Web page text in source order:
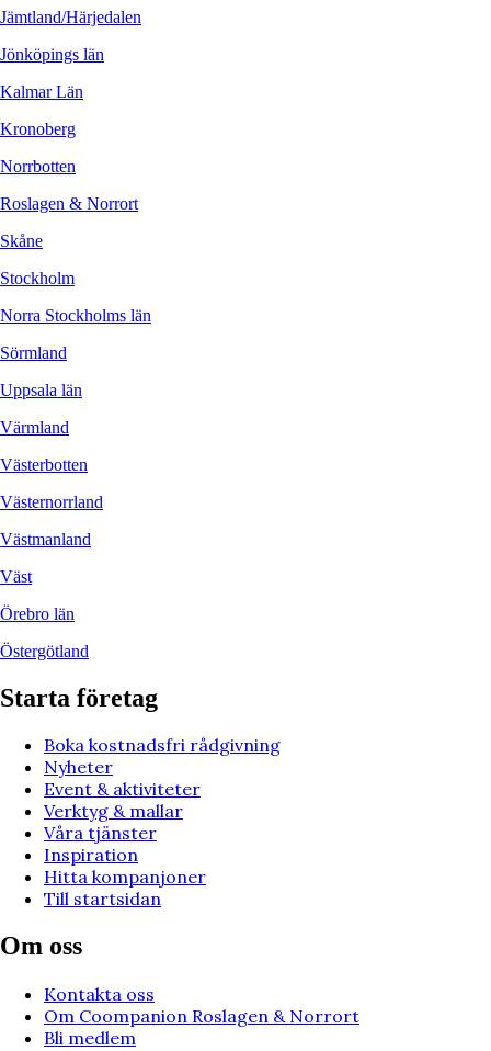
Jämtland/Härjedalen
Jönköpings län
Kalmar Län
Kronoberg
Norrbotten
Roslagen & Norrort
Skåne
Stockholm
Norra Stockholms län
Sörmland
Uppsala län
Värmland
Västerbotten
Västernorrland
Västmanland
Väst
Örebro län
Östergötland
Starta företag
Boka kostnadsfri rådgivning
Nyheter
Event & aktiviteter
Verktyg & mallar
Våra tjänster
Inspiration
Hitta kompanjoner
Till startsidan
Om oss
Kontakta oss
Om Coompanion Roslagen & Norrort
Bli medlem